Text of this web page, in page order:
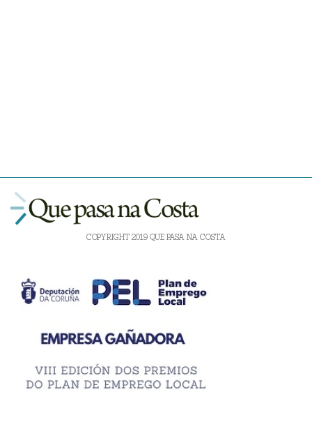
COPYRIGHT 2019 QUE PASA NA COSTA